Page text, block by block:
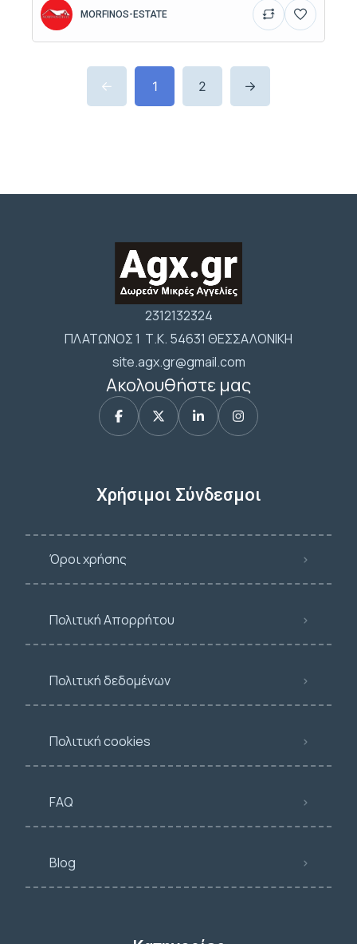
MORFINOS-ESTATE
1 2
2312132324
ΠΛΑΤΩΝΟΣ 1 Τ.Κ. 54631 ΘΕΣΣΑΛΟΝΙΚΗ
site.agx.gr@gmail.com
Ακολουθήστε μας
Χρήσιμοι Σύνδεσμοι
Όροι χρήσης
Πολιτική Απορρήτου
Πολιτική δεδομένων
Πολιτική cookies
FAQ
Blog